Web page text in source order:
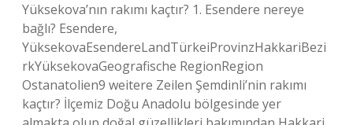
Yüksekova’nın rakımı kaçtır? 1. Esendere nereye
bağlı? Esendere,
YüksekovaEsendereLandTürkeiProvinzHakkariBezi
rkYüksekovaGeografische RegionRegion
Ostanatolien9 weitere Zeilen Şemdinli’nin rakımı
kaçtır? İlçemiz Doğu Anadolu bölgesinde yer